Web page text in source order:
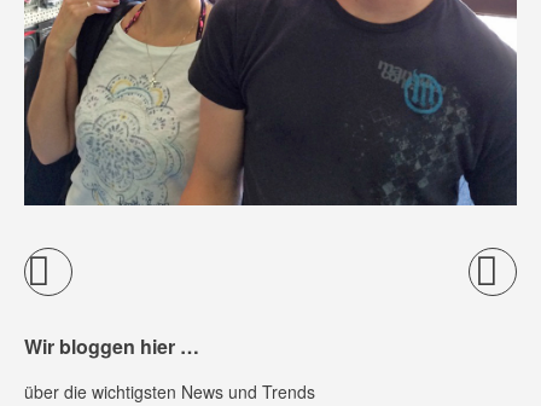
Wir bloggen hier …
über die wichtigsten News und Trends